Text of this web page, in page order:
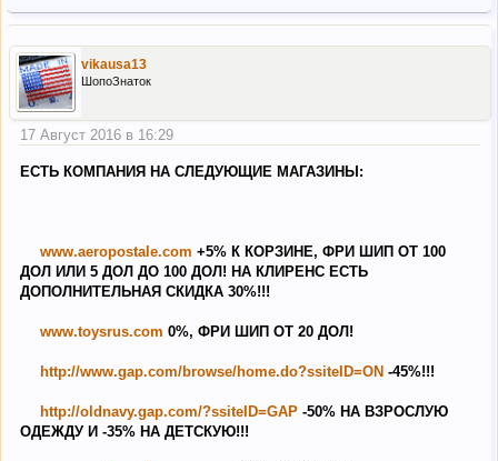
vikausa13
ШопоЗнаток
17 Август 2016 в 16:29
ЕСТЬ КОМПАНИЯ НА СЛЕДУЮЩИЕ МАГАЗИНЫ:
www.aeropostale.com +5% К КОРЗИНЕ, ФРИ ШИП ОТ 100
ДОЛ ИЛИ 5 ДОЛ ДО 100 ДОЛ! НА КЛИРЕНС ЕСТЬ
ДОПОЛНИТЕЛЬНАЯ СКИДКА 30%!!!
www.toysrus.com 0%, ФРИ ШИП ОТ 20 ДОЛ!
http://www.gap.com/browse/home.do?ssiteID=ON -45%!!!
http://oldnavy.gap.com/?ssiteID=GAP -50% НА ВЗРОСЛУЮ
ОДЕЖДУ И -35% НА ДЕТСКУЮ!!!